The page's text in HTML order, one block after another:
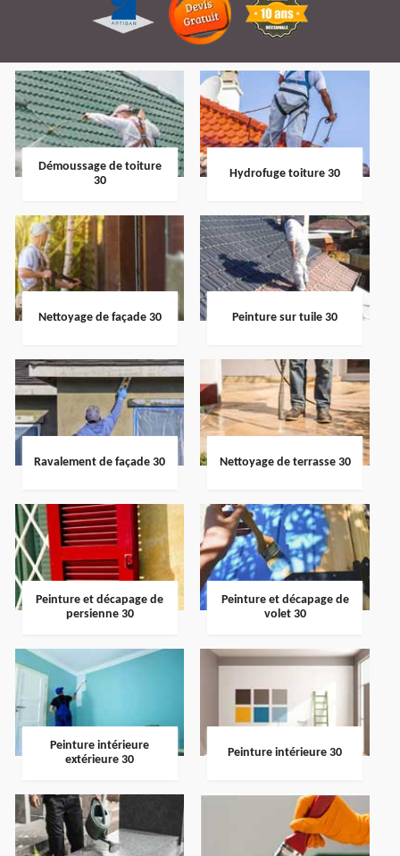
Démoussage de toiture
30
Hydrofuge toiture 30
Nettoyage de façade 30 Peinture sur tuile 30
Ravalement de façade 30 Nettoyage de terrasse 30
Peinture et décapage de
persienne 30
Peinture et décapage de
volet 30
Peinture intérieure
extérieure 30
Peinture intérieure 30